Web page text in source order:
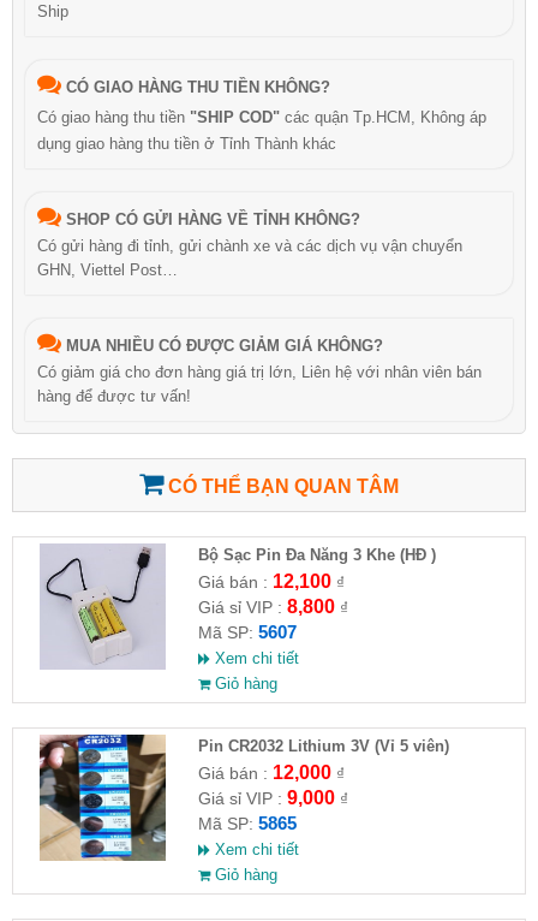
Ship
CÓ GIAO HÀNG THU TIỀN KHÔNG?
Có giao hàng thu tiền "SHIP COD" các quận Tp.HCM, Không áp
dụng giao hàng thu tiền ở Tỉnh Thành khác
SHOP CÓ GỬI HÀNG VỀ TỈNH KHÔNG?
Có gửi hàng đi tỉnh, gửi chành xe và các dịch vụ vận chuyển
GHN, Viettel Post…
MUA NHIỀU CÓ ĐƯỢC GIẢM GIÁ KHÔNG?
Có giảm giá cho đơn hàng giá trị lớn, Liên hệ với nhân viên bán
hàng để được tư vấn!
CÓ THỂ BẠN QUAN TÂM
Bộ Sạc Pin Đa Năng 3 Khe (HĐ )
Giá bán : 12,100₫
Giá sỉ VIP : 8,800₫
Mã SP: 5607
Xem chi tiết
Giỏ hàng
Pin CR2032 Lithium 3V (Vỉ 5 viên)
Giá bán : 12,000₫
Giá sỉ VIP : 9,000₫
Mã SP: 5865
Xem chi tiết
Giỏ hàng